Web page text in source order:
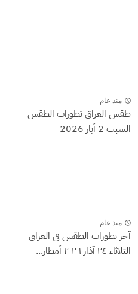
منذ عام
طقس العراق تطورات الطقس
السبت 2 أيار 2026
منذ عام
آخر تطورات الطقس في العراق
الثلاثاء ٢٤ آذار ٢٠٢٦ أمطار...